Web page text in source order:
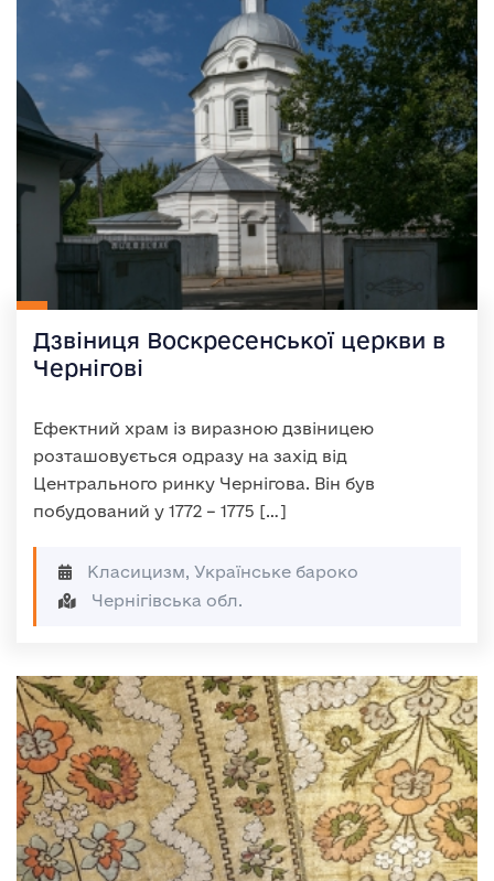
Дзвіниця Воскресенської церкви в
Чернігові
Ефектний храм із виразною дзвіницею
розташовується одразу на захід від
Центрального ринку Чернігова. Він був
побудований у 1772 – 1775 […]
Класицизм, Українське бароко
Чернігівська обл.